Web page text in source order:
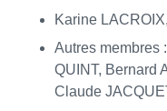
Karine
Autres membres
QUINT, Bernard
Claude